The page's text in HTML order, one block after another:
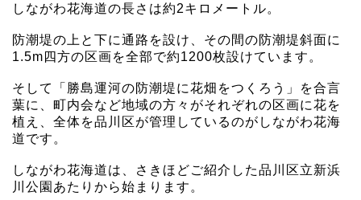
しながわ花海道の長さは約2キロメートル。
防潮堤の上と下に通路を設け、その間の防潮堤斜面に
1.5m四方の区画を全部で約1200枚設けています。
そして「勝島運河の防潮堤に花畑をつくろう」を合言
葉に、町内会など地域の方々がそれぞれの区画に花を
植え、全体を品川区が管理しているのがしながわ花海
道です。
しながわ花海道は、さきほどご紹介した品川区立新浜
川公園あたりから始まります。